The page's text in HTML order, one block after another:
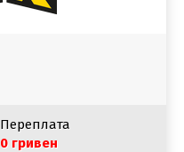
Переплата
0 гривен